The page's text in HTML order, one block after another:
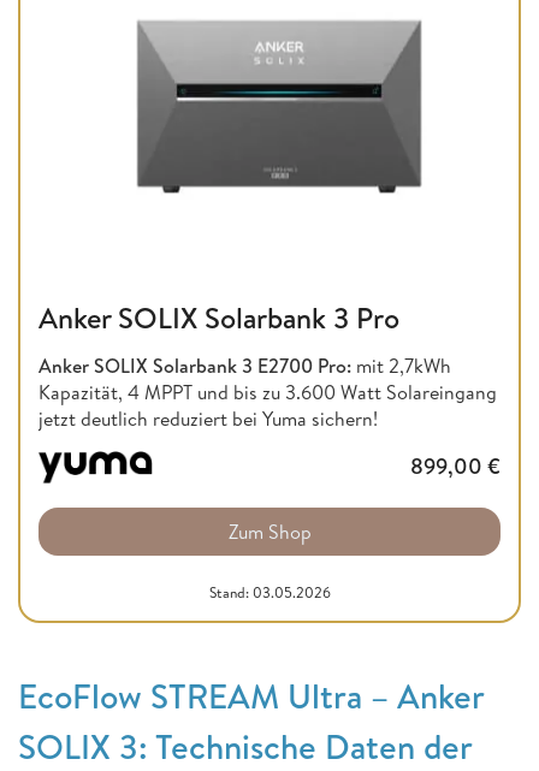
Anker SOLIX Solarbank 3 Pro
Anker SOLIX Solarbank 3 E2700 Pro: mit 2,7kWh
Kapazität, 4 MPPT und bis zu 3.600 Watt Solareingang
jetzt deutlich reduziert bei Yuma sichern!
899,00 €
Zum Shop
Stand: 03.05.2026
EcoFlow STREAM Ultra – Anker
SOLIX 3: Technische Daten der